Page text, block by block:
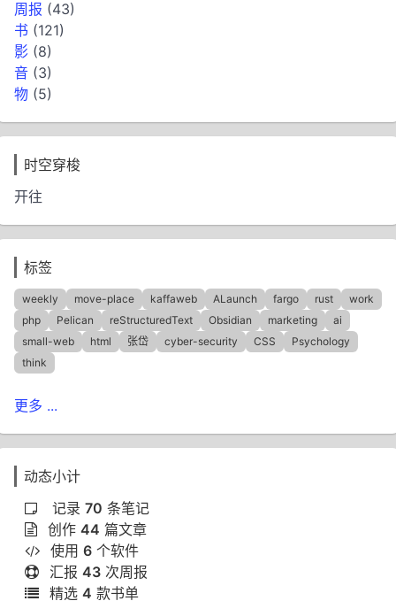
周报 (43)
书 (121)
影 (8)
音 (3)
物 (5)
时空穿梭
开往
标签
weekly move-place kaffaweb ALaunch fargo rust
work
php
Pelican reStructuredText Obsidian marketing
ai
small-web
html 张岱 cyber-security CSS
Psychology
think
更多 ...
动态小计
记录 70 条笔记
创作 44 篇文章
使用 6 个软件
汇报 43 次周报
精选 4 款书单